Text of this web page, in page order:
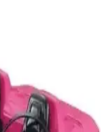
karşılaştırması.
geliştiren bu setler,